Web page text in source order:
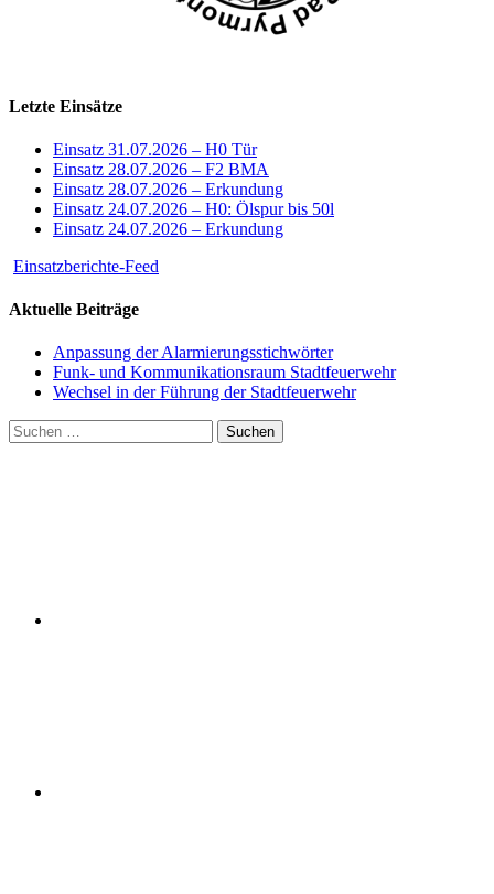
Letzte Einsätze
Einsatz 31.07.2026 – H0 Tür
Einsatz 28.07.2026 – F2 BMA
Einsatz 28.07.2026 – Erkundung
Einsatz 24.07.2026 – H0: Ölspur bis 50l
Einsatz 24.07.2026 – Erkundung
Einsatzberichte-Feed
Aktuelle Beiträge
Anpassung der Alarmierungsstichwörter
Funk- und Kommunikationsraum Stadtfeuerwehr
Wechsel in der Führung der Stadtfeuerwehr
Suchen
nach: